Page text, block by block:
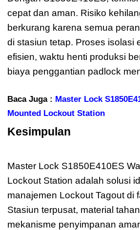
cepat dan aman. Risiko
berkurang karena semua
di stasiun tetap. Proses isolasi
efisien, waktu henti produksi
biaya penggantian padlock
Baca Juga : Master Lock
Mounted Lockout Station
Kesimpulan
Master Lock S1850E410ES
Lockout Station adalah solusi
manajemen Lockout Tagout di
Stasiun terpusat, material
mekanisme penyimpanan